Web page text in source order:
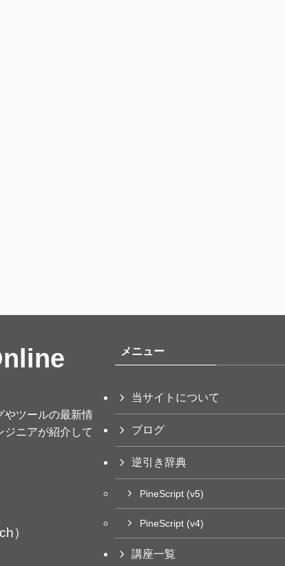
やツールの最新情
ジニアが紹介して
）
メニュー
当サイトについて
ブログ
逆引き辞典
PineScript (v5)
PineScript (v4)
講座一覧